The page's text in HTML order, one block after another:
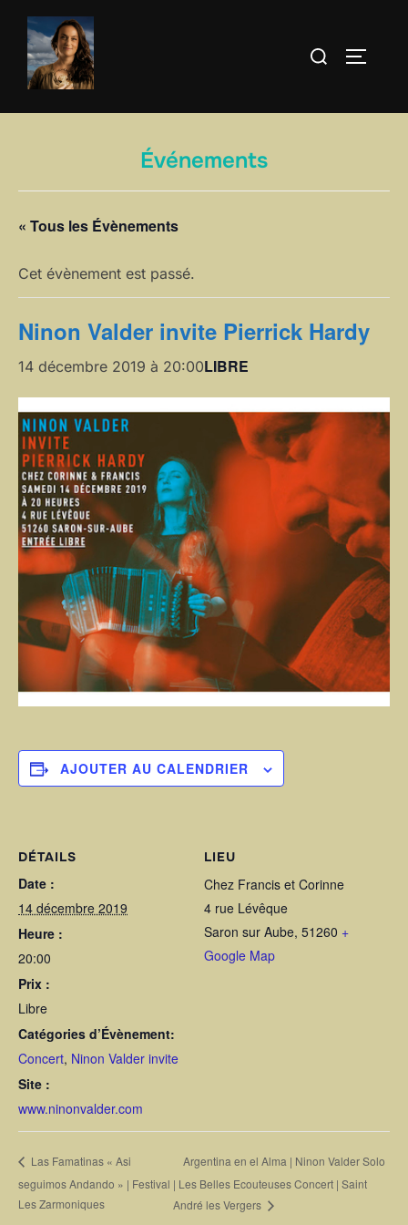
Aller
contenu
Rechercher :
Événements
« Tous les Évènements
Cet évènement est passé.
Ninon Valder invite Pierrick Hardy
14 décembre 2019 à 20:00LIBRE
AJOUTER AU CALENDRIER
DÉTAILS
Date :
14 décembre 2019
Heure :
20:00
Prix :
Libre
Catégories d’Évènement:
Concert, Ninon Valder invite
Site :
www.ninonvalder.com
LIEU
Chez Francis et Corinne
4 rue Lévêque
Saron sur Aube, 51260 +
Google Map
Las Famatinas « Asi
seguimos Andando » | Festival
Les Zarmoniques
Argentina en el Alma | Ninon Valder Solo
| Les Belles Ecouteuses Concert | Saint
André les Vergers